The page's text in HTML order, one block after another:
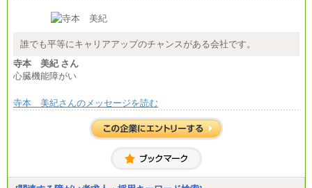
誰でも平等にキャリアアップのチャンスがある会社です。
寺本 美紀 さん
心臓機能障がい
寺本 美紀さんのメッセージを読む